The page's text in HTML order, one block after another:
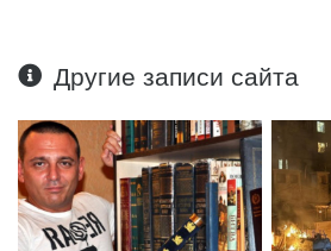
Другие записи сайта